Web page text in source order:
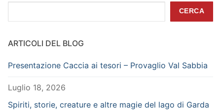
CERCA
ARTICOLI DEL BLOG
Presentazione Caccia ai tesori – Provaglio Val Sabbia
Luglio 18, 2026
Spiriti, storie, creature e altre magie del lago di Garda